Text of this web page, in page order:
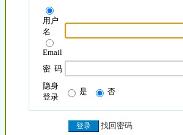
用户
名
Email
密 码
隐身
登录
是 否
找回密码